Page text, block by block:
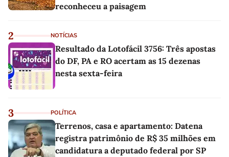
reconheceu a paisagem
2 NOTÍCIAS
Resultado da Lotofácil 3756: Três apostas
do DF, PA e RO acertam as 15 dezenas
nesta sexta-feira
3 POLÍTICA
Terrenos, casa e apartamento: Datena
registra patrimônio de R$ 35 milhões em
candidatura a deputado federal por SP